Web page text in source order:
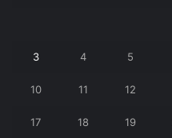
3 4 5
10 11 12
17 18 19